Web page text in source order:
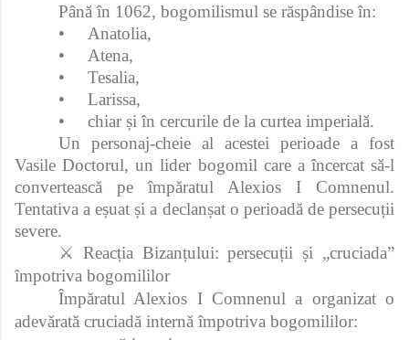
Până în 1062, bogomilismul se răspândise în:
•
Anatolia,
•
Atena,
•
Tesalia,
•
Larissa,
•
chiar și în cercurile de la curtea imperială.
Un personaj-cheie al acestei perioade a fost
Vasile Doctorul, un lider bogomil care a încercat să-l
convertească pe împăratul Alexios I Comnenul.
Tentativa a eșuat și a declanșat o perioadă de persecuții
severe.
⚔️ Reacția Bizanțului: persecuții și „cruciada”
împotriva bogomililor
Împăratul Alexios I Comnenul a organizat o
adevărată cruciadă internă împotriva bogomililor: